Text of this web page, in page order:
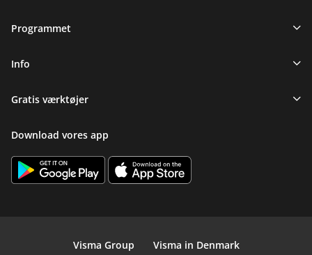
Programmet
Info
Gratis værktøjer
Download vores app
Visma Group Visma in Denmark